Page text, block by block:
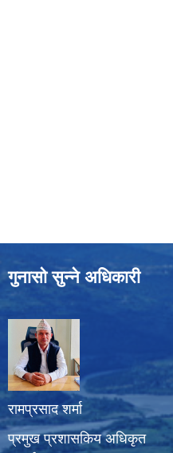
गुनासो सुन्ने अधिकारी
रामप्रसाद शर्मा
प्रमुख प्रशासकिय अधिकृत